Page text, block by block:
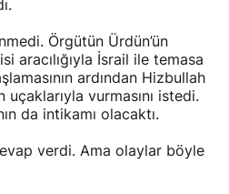
Örgütün Ürdün’ün
aracılığıyla İsrail ile temasa
ardından Hizbullah
vurmasını istedi.
da intikamı olacaktı.
verdi. Ama olaylar böyle